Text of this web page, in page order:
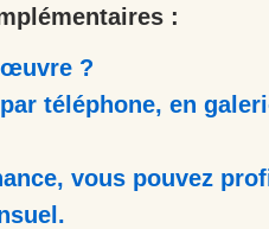
:
œuvre ?
téléphone, en
vous pouvez